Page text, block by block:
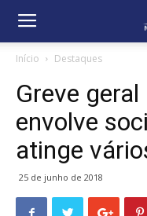
Início Destaques
Greve
envolve
atinge
25 de junho de 2018